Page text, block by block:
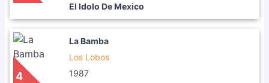
El Idolo De Mexico
4
La Bamba
Los Lobos
1987